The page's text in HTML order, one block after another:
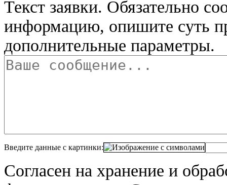
Текст заявки. Обязательно
информацию, опишите суть
дополнительные параметры.
Введите данные с картинки:
Согласен на хранение и